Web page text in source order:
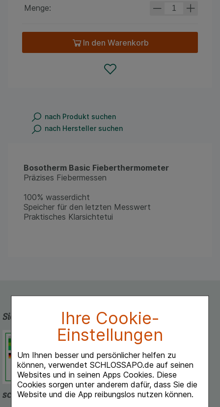
Ihre Cookie-
Einstellungen
Um Ihnen besser und persönlicher helfen zu
können, verwendet SCHLOSSAPO.de auf seinen
Websites und in seinen Apps Cookies. Diese
Cookies sorgen unter anderem dafür, dass Sie die
Website und die App reibungslos nutzen können.
Menge:
In den Warenkorb
nach Produkt suchen
nach Hersteller suchen
Bosotherm Basic Fieberthermometer
Präzises Fiebermessen
100% wasserdicht
Speicher für den letzten Messwert
Praktisches Klarsichtetui
Sicherheit und Qualität
Schlossapo.de ist registriert beim
Deutschen Institut für Medizinische
Dokumentation und Information.
schlossapo.de-App